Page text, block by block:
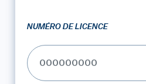
NUMÉRO DE LICENCE